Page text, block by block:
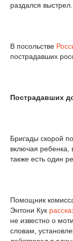
раздался выстрел.
В посольстве
пострадавших
Пострадавших
Бригады скорой
включая
также есть один
Помощник
Энтони Кук
не известно о
словам,